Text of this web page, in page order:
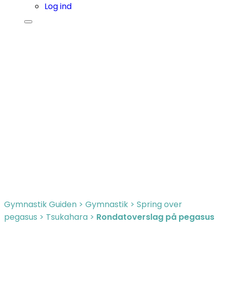
Log ind
Gymnastik Guiden > Gymnastik > Spring over
pegasus > Tsukahara > Rondatoverslag på pegasus